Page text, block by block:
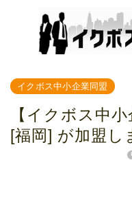
イクボス中小企業同盟
【イクボス中
[福岡] が加盟し